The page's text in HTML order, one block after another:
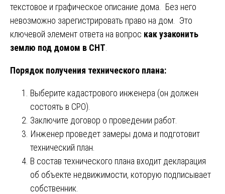
текстовое и графическое описание дома. Без него
невозможно зарегистрировать право на дом. Это
ключевой элемент ответа на вопрос как узаконить
землю под домом в СНТ
Порядок получения технического плана:
Выберите кадастрового инженера (он должен
состоять в СРО).
Заключите договор о проведении работ.
Инженер проведет замеры дома и подготовит
технический план.
В состав технического плана входит декларация
об объекте недвижимости, которую подписывает
собственник.